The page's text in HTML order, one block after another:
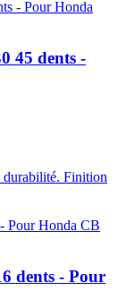
45 dents -
durabilité. Finition
dents - Pour